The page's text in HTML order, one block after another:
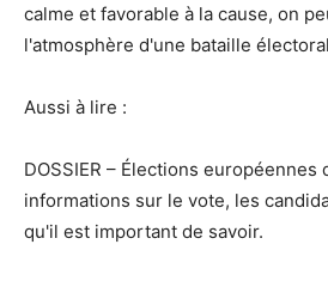
calme et favorable à la cause, on
l'atmosphère d'une bataille
Aussi à lire :
DOSSIER – Élections européennes
informations sur le vote, les
qu'il est important de savoir.